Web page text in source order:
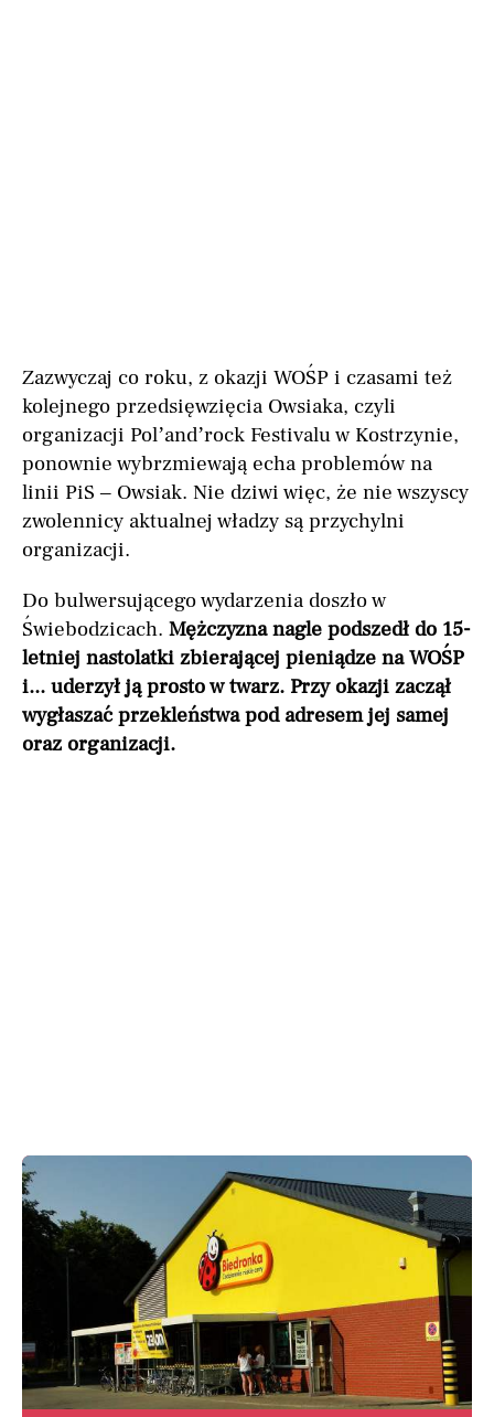
Zazwyczaj co roku, z okazji WOŚP i czasami też
kolejnego przedsięwzięcia Owsiaka, czyli
organizacji Pol’and’rock Festivalu w Kostrzynie,
ponownie wybrzmiewają echa problemów na
linii PiS – Owsiak. Nie dziwi więc, że nie wszyscy
zwolennicy aktualnej władzy są przychylni
organizacji.
Do bulwersującego wydarzenia doszło w
Świebodzicach. Mężczyzna nagle podszedł do 15-
letniej nastolatki zbierającej pieniądze na WOŚP
i... uderzył ją prosto w twarz. Przy okazji zaczął
wygłaszać przekleństwa pod adresem jej samej
oraz organizacji.